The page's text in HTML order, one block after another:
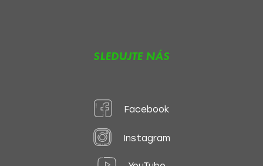
SLEDUJTE NÁS
Facebook
Instagram